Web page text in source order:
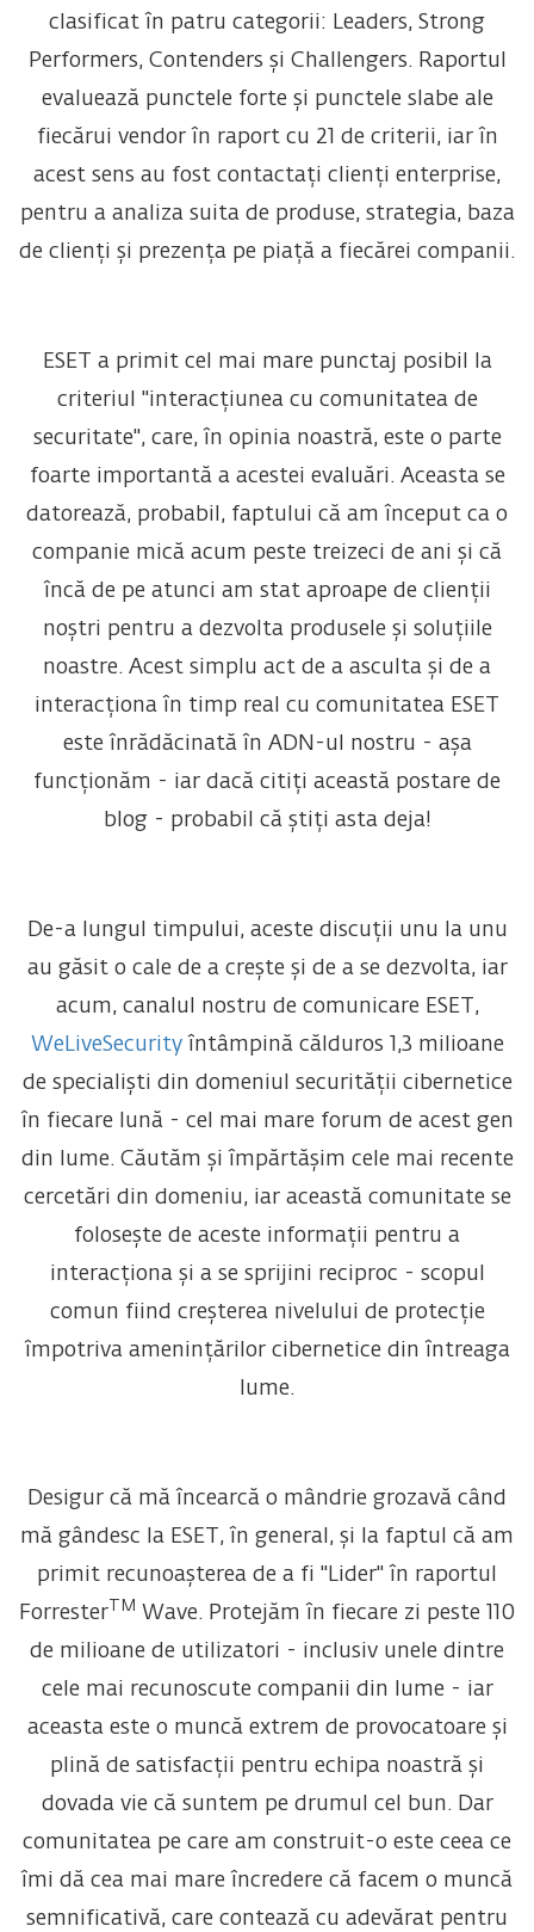
clasificat în patru categorii: Leaders, Strong
Performers, Contenders și Challengers. Raportul
evaluează punctele forte și punctele slabe ale
fiecărui vendor în raport cu 21 de criterii, iar în
acest sens au fost contactați clienți enterprise,
pentru a analiza suita de produse, strategia, baza
de clienți și prezența pe piață a fiecărei companii.
ESET a primit cel mai mare punctaj posibil la
criteriul "interacțiunea cu comunitatea de
securitate", care, în opinia noastră, este o parte
foarte importantă a acestei evaluări. Aceasta se
datorează, probabil, faptului că am început ca o
companie mică acum peste treizeci de ani și că
încă de pe atunci am stat aproape de clienții
noștri pentru a dezvolta produsele și soluțiile
noastre. Acest simplu act de a asculta și de a
interacționa în timp real cu comunitatea ESET
este înrădăcinată în ADN-ul nostru - așa
funcționăm - iar dacă citiți această postare de
blog - probabil că știți asta deja!
De-a lungul timpului, aceste discuții unu la unu
au găsit o cale de a crește și de a se dezvolta, iar
acum, canalul nostru de comunicare ESET,
WeLiveSecurityîntâmpină călduros 1,3 milioane
de specialiști din domeniul securității cibernetice
în fiecare lună - cel mai mare forum de acest gen
din lume. Căutăm și împărtășim cele mai recente
cercetări din domeniu, iar această comunitate se
folosește de aceste informații pentru a
interacționa și a se sprijini reciproc - scopul
comun fiind creșterea nivelului de protecție
împotriva amenințărilor cibernetice din întreaga
lume.
Desigur că mă încearcă o mândrie grozavă când
mă gândesc la ESET, în general, și la faptul că am
primit recunoașterea de a fi "Lider" în raportul
ForresterTM Wave. Protejăm în fiecare zi peste 110
de milioane de utilizatori - inclusiv unele dintre
cele mai recunoscute companii din lume - iar
aceasta este o muncă extrem de provocatoare și
plină de satisfacții pentru echipa noastră și
dovada vie că suntem pe drumul cel bun. Dar
comunitatea pe care am construit-o este ceea ce
îmi dă cea mai mare încredere că facem o muncă
semnificativă, care contează cu adevărat pentru